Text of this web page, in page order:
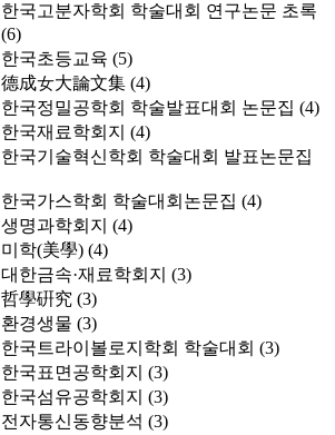
한국고분자학회 학술대회 연구논문 초록
(6)
한국초등교육 (5)
德成女大論文集 (4)
한국정밀공학회 학술발표대회 논문집 (4)
한국재료학회지 (4)
한국기술혁신학회 학술대회 발표논문집
한국가스학회 학술대회논문집 (4)
생명과학회지 (4)
미학(美學) (4)
대한금속·재료학회지 (3)
哲學硏究 (3)
환경생물 (3)
한국트라이볼로지학회 학술대회 (3)
한국표면공학회지 (3)
한국섬유공학회지 (3)
전자통신동향분석 (3)